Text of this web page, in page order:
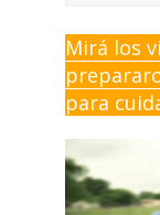
Mirá los
para